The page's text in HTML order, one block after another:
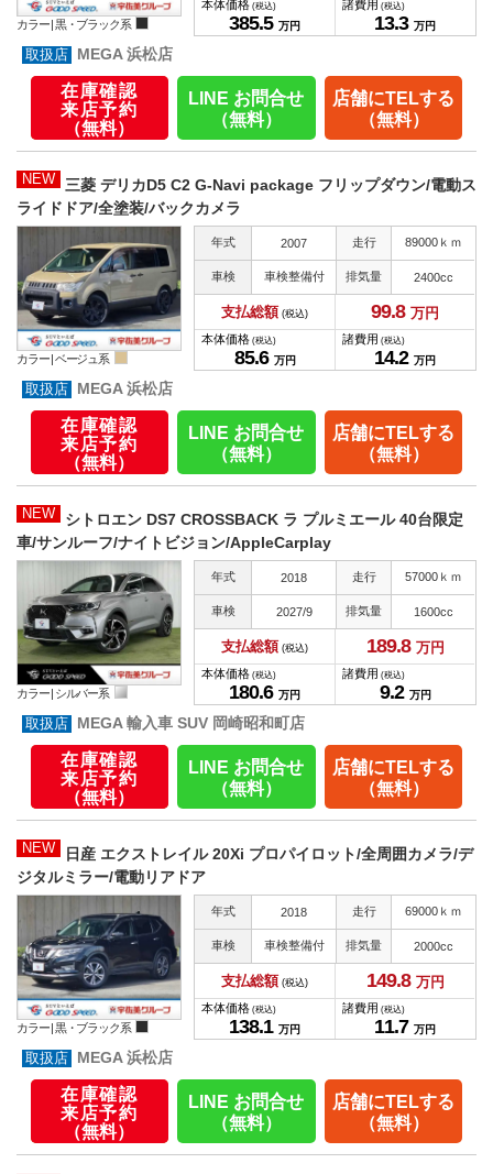
カラー |黒・ブラック系
本体価格 (税込)
385.5 万円
諸費用 (税込)
13.3 万円
MEGA 浜松店
在庫確認
来店予約
（無料）
LINE お問合せ
（無料）
店舗にTELする
（無料）
NEW
三菱 デリカD5 C2 G-Navi package フリップダウン/電動ス
ライドドア/全塗装/バックカメラ
カラー |ベージュ系
年式 2007 走行 89000ｋｍ
車検 車検整備付 排気量 2400cc
支払総額 (税込) 99.8 万円
本体価格 (税込)
85.6 万円
諸費用 (税込)
14.2 万円
MEGA 浜松店
在庫確認
来店予約
（無料）
LINE お問合せ
（無料）
店舗にTELする
（無料）
NEW
シトロエン DS7 CROSSBACK ラ プルミエール 40台限定
車/サンルーフ/ナイトビジョン/AppleCarplay
カラー | シルバー系
年式 2018 走行 57000ｋｍ
車検 2027/9 排気量 1600cc
支払総額 (税込) 189.8 万円
本体価格 (税込)
180.6 万円
諸費用 (税込)
9.2 万円
MEGA 輸入車 SUV 岡崎昭和町店
在庫確認
来店予約
（無料）
LINE お問合せ
（無料）
店舗にTELする
（無料）
NEW
日産 エクストレイル 20Xi プロパイロット/全周囲カメラ/デ
ジタルミラー/電動リアドア
カラー |黒・ブラック系
年式 2018 走行 69000ｋｍ
車検 車検整備付 排気量 2000cc
支払総額 (税込) 149.8 万円
本体価格 (税込)
138.1 万円
諸費用 (税込)
11.7 万円
MEGA 浜松店
在庫確認
来店予約
（無料）
LINE お問合せ
（無料）
店舗にTELする
（無料）